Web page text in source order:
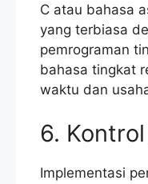
C atau bahasa
yang terbiasa
pemrograman
bahasa tingkat
waktu dan
6.
Implementasi